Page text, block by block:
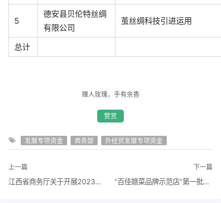
5
德安县贝伦特丝绸
有限公司
茧丝绸科技引进运用
总计
赠人玫瑰，手有余香
赞赏
发展专项资金 商务部 外经贸发展专项资金
上一篇
江西省商务厅关于开展2023年农产品供应链体系建设项目库申报工作的通知
下一篇
“百佳赣菜品牌示范店”第一批入围门店名单公示